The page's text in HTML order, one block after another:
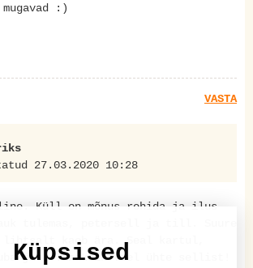
:)
VASTA
27.03.2020 10:28
Küll on mõnus rohida ja ilus
lihtsalt kaob ära. Seal kartul,
jne. Tahaksin veel ühte sellist!
Küpsised